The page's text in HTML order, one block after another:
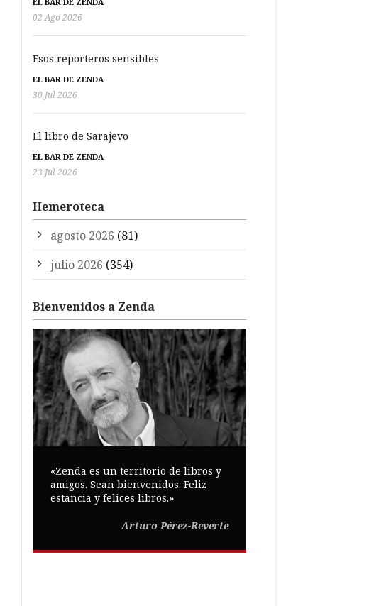
02 Ago 2026
Esos reporteros sensibles
EL BAR DE ZENDA
30 Jul 2026
El libro de Sarajevo
EL BAR DE ZENDA
23 Jul 2026
Hemeroteca
agosto 2026 (81)
julio 2026 (354)
Bienvenidos a Zenda
«Zenda es un territorio de libros y
amigos. Sean bienvenidos. Feliz
estancia y felices libros.»
Arturo Pérez-Reverte